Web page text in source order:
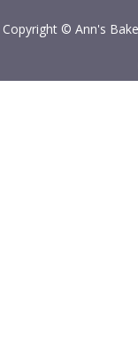
Copyright © Ann's